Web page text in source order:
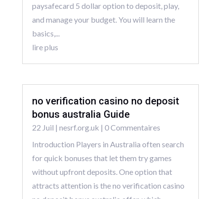
paysafecard 5 dollar option to deposit, play,
and manage your budget. You will learn the
basics,...
lire plus
no verification casino no deposit
bonus australia Guide
22 Juil | nesrf.org.uk | 0 Commentaires
Introduction Players in Australia often search
for quick bonuses that let them try games
without upfront deposits. One option that
attracts attention is the no verification casino